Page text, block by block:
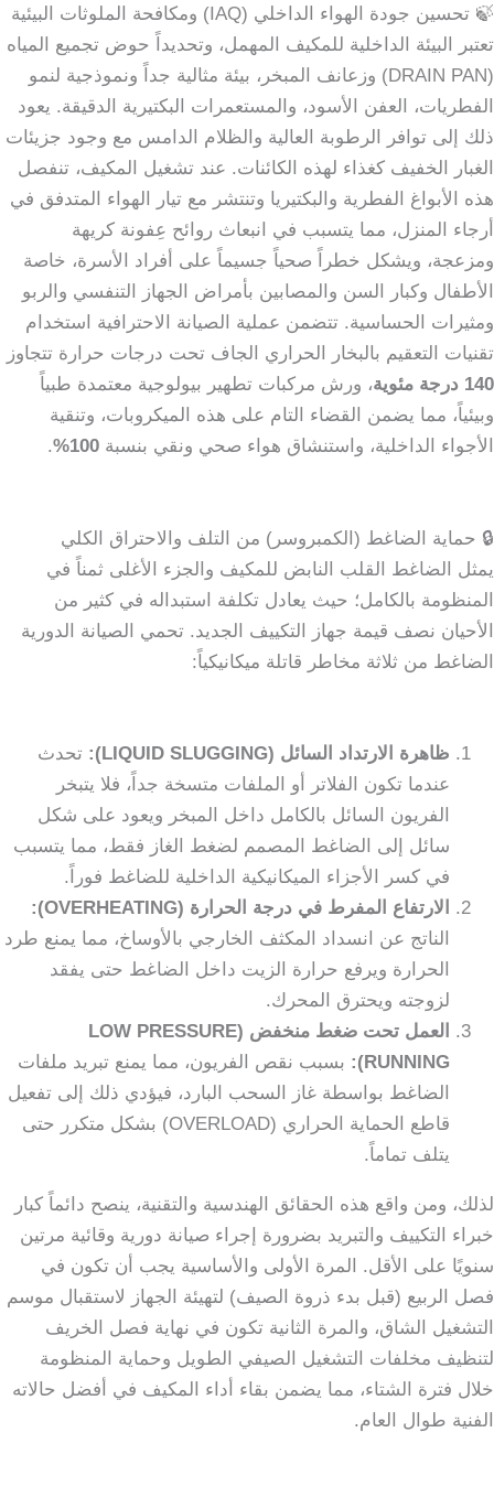
🍃 تحسين جودة الهواء الداخلي (IAQ) ومكافحة الملوثات البيئية
تعتبر البيئة الداخلية للمكيف المهمل، وتحديداً حوض تجميع المياه
(DRAIN PAN) وزعانف المبخر، بيئة مثالية جداً ونموذجية لنمو
الفطريات، العفن الأسود، والمستعمرات البكتيرية الدقيقة. يعود
ذلك إلى توافر الرطوبة العالية والظلام الدامس مع وجود جزيئات
الغبار الخفيف كغذاء لهذه الكائنات. عند تشغيل المكيف، تنفصل
هذه الأبواغ الفطرية والبكتيريا وتنتشر مع تيار الهواء المتدفق في
أرجاء المنزل، مما يتسبب في انبعاث روائح عِفونة كريهة
ومزعجة، ويشكل خطراً صحياً جسيماً على أفراد الأسرة، خاصة
الأطفال وكبار السن والمصابين بأمراض الجهاز التنفسي والربو
ومثيرات الحساسية. تتضمن عملية الصيانة الاحترافية استخدام
تقنيات التعقيم بالبخار الحراري الجاف تحت درجات حرارة تتجاوز
140 درجة مئوية
، ورش مركبات تطهير بيولوجية معتمدة طبياً
وبيئياً، مما يضمن القضاء التام على هذه الميكروبات، وتنقية
الأجواء الداخلية، واستنشاق هواء صحي ونقي بنسبة 100%
.
🔒 حماية الضاغط (الكمبروسر) من التلف والاحتراق الكلي
يمثل الضاغط القلب النابض للمكيف والجزء الأغلى ثمناً في
المنظومة بالكامل؛ حيث يعادل تكلفة استبداله في كثير من
الأحيان نصف قيمة جهاز التكييف الجديد. تحمي الصيانة الدورية
الضاغط من ثلاثة مخاطر قاتلة ميكانيكياً:
ظاهرة الارتداد السائل (LIQUID SLUGGING):
تحدث
عندما تكون الفلاتر أو الملفات متسخة جداً، فلا يتبخر
الفريون السائل بالكامل داخل المبخر ويعود على شكل
سائل إلى الضاغط المصمم لضغط الغاز فقط، مما يتسبب
في كسر الأجزاء الميكانيكية الداخلية للضاغط فوراً.
الارتفاع المفرط في درجة الحرارة (OVERHEATING):
الناتج عن انسداد المكثف الخارجي بالأوساخ، مما يمنع طرد
الحرارة ويرفع حرارة الزيت داخل الضاغط حتى يفقد
لزوجته ويحترق المحرك.
العمل تحت ضغط منخفض (LOW PRESSURE
RUNNING):
بسبب نقص الفريون، مما يمنع تبريد ملفات
الضاغط بواسطة غاز السحب البارد، فيؤدي ذلك إلى تفعيل
قاطع الحماية الحراري (OVERLOAD) بشكل متكرر حتى
يتلف تماماً.
لذلك، ومن واقع هذه الحقائق الهندسية والتقنية، ينصح دائماً كبار
خبراء التكييف والتبريد بضرورة إجراء صيانة دورية وقائية مرتين
سنويًا على الأقل. المرة الأولى والأساسية يجب أن تكون في
فصل الربيع (قبل بدء ذروة الصيف) لتهيئة الجهاز لاستقبال موسم
التشغيل الشاق، والمرة الثانية تكون في نهاية فصل الخريف
لتنظيف مخلفات التشغيل الصيفي الطويل وحماية المنظومة
خلال فترة الشتاء، مما يضمن بقاء أداء المكيف في أفضل حالاته
الفنية طوال العام.